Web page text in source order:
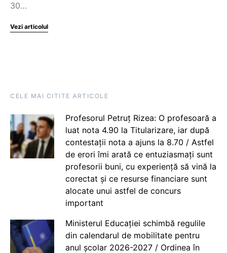
30…
Vezi articolul
CELE MAI CITITE ARTICOLE
Profesorul Petruț Rizea: O profesoară a
luat nota 4.90 la Titularizare, iar după
contestații nota a ajuns la 8.70 / Astfel
de erori îmi arată ce entuziasmați sunt
profesorii buni, cu experiență să vină la
corectat și ce resurse financiare sunt
alocate unui astfel de concurs
important
Ministerul Educației schimbă regulile
din calendarul de mobilitate pentru
anul școlar 2026-2027 / Ordinea în